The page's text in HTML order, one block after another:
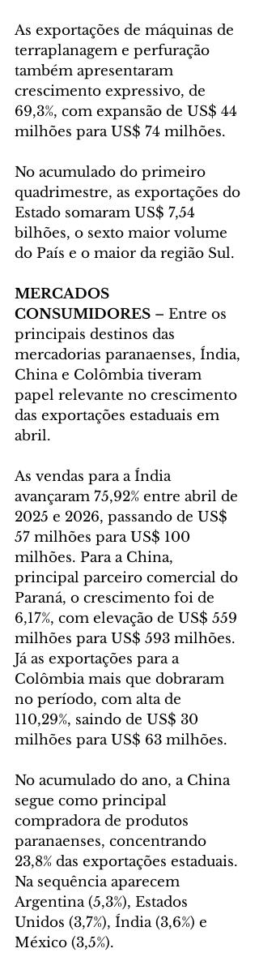
As exportações de máquinas de
terraplanagem e perfuração
também apresentaram
crescimento expressivo, de
69,3%, com expansão de US$ 44
milhões para US$ 74 milhões.
No acumulado do primeiro
quadrimestre, as exportações do
Estado somaram US$ 7,54
bilhões, o sexto maior volume
do País e o maior da região Sul.
MERCADOS
CONSUMIDORES – Entre os
principais destinos das
mercadorias paranaenses, Índia,
China e Colômbia tiveram
papel relevante no crescimento
das exportações estaduais em
abril.
As vendas para a Índia
avançaram 75,92% entre abril de
2025 e 2026, passando de US$
57 milhões para US$ 100
milhões. Para a China,
principal parceiro comercial do
Paraná, o crescimento foi de
6,17%, com elevação de US$ 559
milhões para US$ 593 milhões.
Já as exportações para a
Colômbia mais que dobraram
no período, com alta de
110,29%, saindo de US$ 30
milhões para US$ 63 milhões.
No acumulado do ano, a China
segue como principal
compradora de produtos
paranaenses, concentrando
23,8% das exportações estaduais.
Na sequência aparecem
Argentina (5,3%), Estados
Unidos (3,7%), Índia (3,6%) e
México (3,5%).